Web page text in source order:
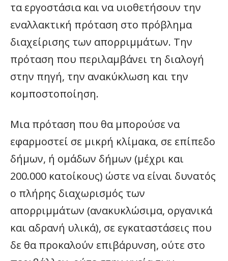
τα εργοστάσια και να υιοθετήσουν την
εναλλακτική πρόταση στο πρόβλημα
διαχείρισης των απορριμμάτων. Την
πρόταση που περιλαμβάνει τη διαλογή
στην πηγή, την ανακύκλωση και την
κομποστοποίηση.
Μια πρόταση που θα μπορούσε να
εφαρμοστεί σε μικρή κλίμακα, σε επίπεδο
δήμων, ή ομάδων δήμων (μέχρι και
200.000 κατοίκους) ώστε να είναι δυνατός
ο πλήρης διαχωρισμός των
απορριμμάτων (ανακυκλώσιμα, οργανικά
και αδρανή υλικά), σε εγκαταστάσεις που
δε θα προκαλούν επιβάρυνση, ούτε στο